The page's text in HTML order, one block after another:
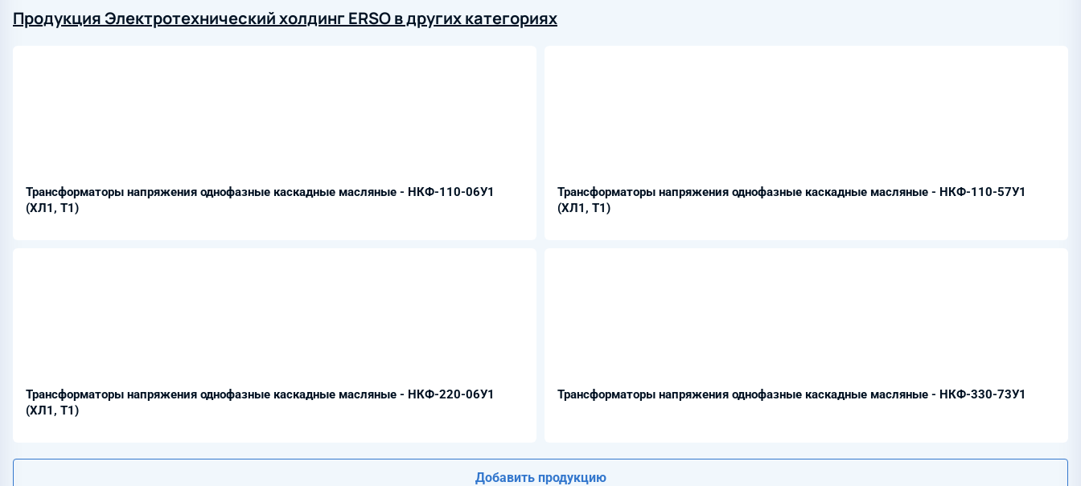
Продукция Электротехнический холдинг ERSO в других категориях
Трансформаторы напряжения однофазные каскадные масляные - НКФ-110-06У1
(ХЛ1, Т1)
Трансформаторы напряжения однофазные каскадные масляные - НКФ-110-57У1
(ХЛ1, Т1)
Трансформаторы напряжения однофазные каскадные масляные - НКФ-220-06У1
(ХЛ1, Т1)
Трансформаторы напряжения однофазные каскадные масляные - НКФ-330-73У1
Добавить продукцию